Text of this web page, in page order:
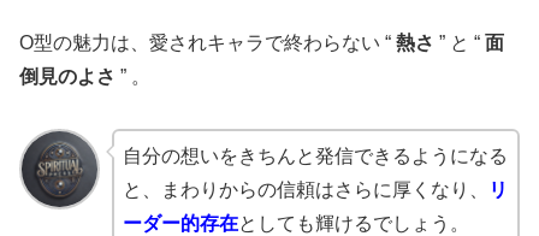
O型の魅力は、愛されキャラで終わらない “ 熱さ ” と “ 面
倒見のよさ ” 。
自分の想いをきちんと発信できるようになる
と、まわりからの信頼はさらに厚くなり、
リ
ーダー的存在としても輝けるでしょう。